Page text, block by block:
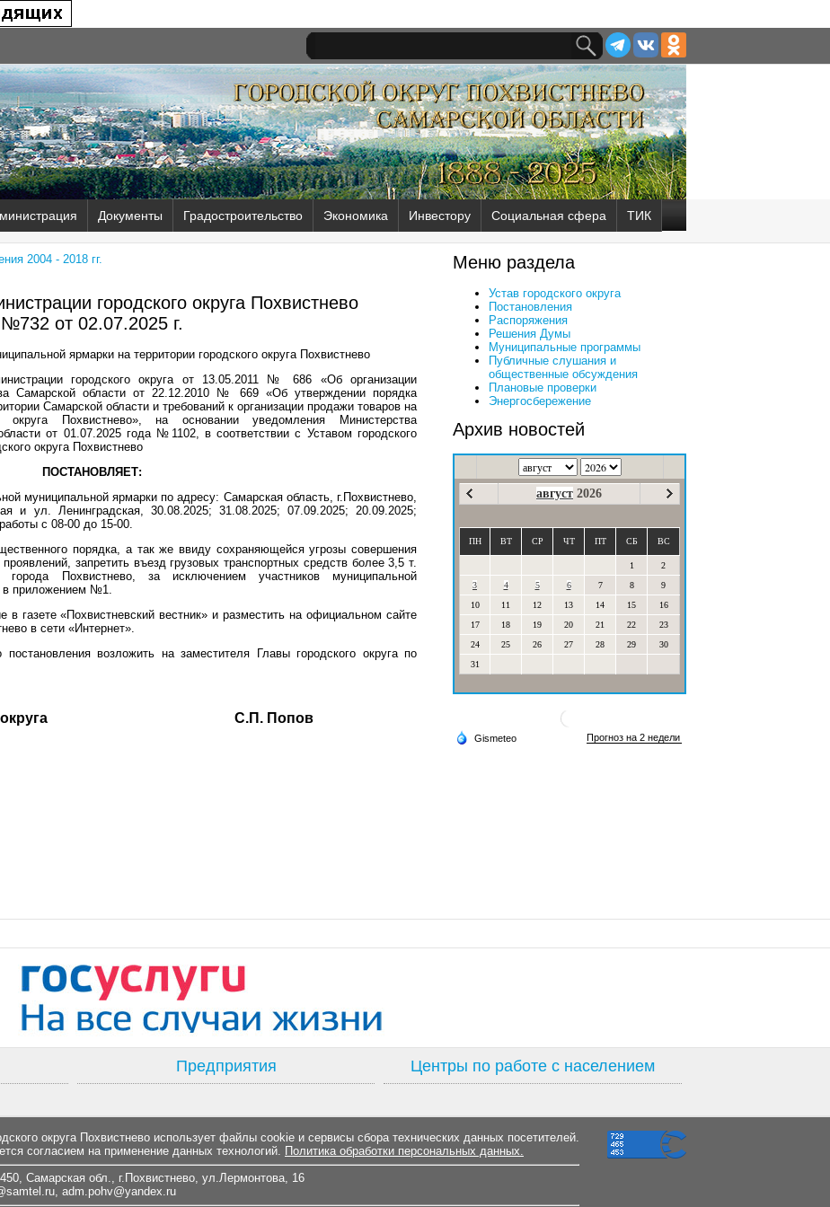
Документы Градостроительство Экономика Инвестору Социальная сфера ТИК
2004 - 2018 гг.
городского округа Похвистнево
№732 от 02.07.2025 г.
ярмарки на территории городского округа Похвистнево
городского округа от 13.05.2011 № 686 «Об организации
Самарской области от 22.12.2010 № 669 «Об утверждении порядка
Самарской области и требований к организации продажи товаров на
округа Похвистнево», на основании уведомления Министерства
от 01.07.2025 года №1102, в соответствии с Уставом городского
округа Похвистнево
ПОСТАНОВЛЯЕТ:
муниципальной ярмарки по адресу: Самарская область, г.Похвистнево,
и ул. Ленинградская, 30.08.2025; 31.08.2025; 07.09.2025; 20.09.2025;
с 08-00 до 15-00.
порядка, а так же ввиду сохраняющейся угрозы совершения
запретить въезд грузовых транспортных средств более 3,5 т.
Похвистнево, за исключением участников муниципальной
в приложением №1.
в газете «Похвистневский вестник» и разместить на официальном сайте
в сети «Интернет».
возложить на заместителя Главы городского округа по
округа С.П. Попов
Меню раздела
Устав городского округа
Постановления
Распоряжения
Решения Думы
Муниципальные программы
Публичные слушания и
общественные обсуждения
Плановые проверки
Энергосбережение
Архив новостей
август 2026
ПН ВТ СР ЧТ ПТ СБ ВС
1
2
3
4 5 6 7 8
9
10
11 12 13 14 15
16
17
18 19 20 21 22
23
24
25 26 27 28 29
30
31
Предприятия Центры по работе с населением
округа Похвистнево использует файлы cookie и сервисы сбора технических данных посетителей.
согласием на применение данных технологий. Политика обработки персональных данных.
Самарская обл., г.Похвистнево, ул.Лермонтова, 16
, adm.pohv@yandex.ru